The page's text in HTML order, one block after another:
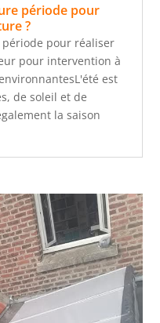
période pour
?
pour réaliser
pour intervention à
est
de soleil et de
la saison